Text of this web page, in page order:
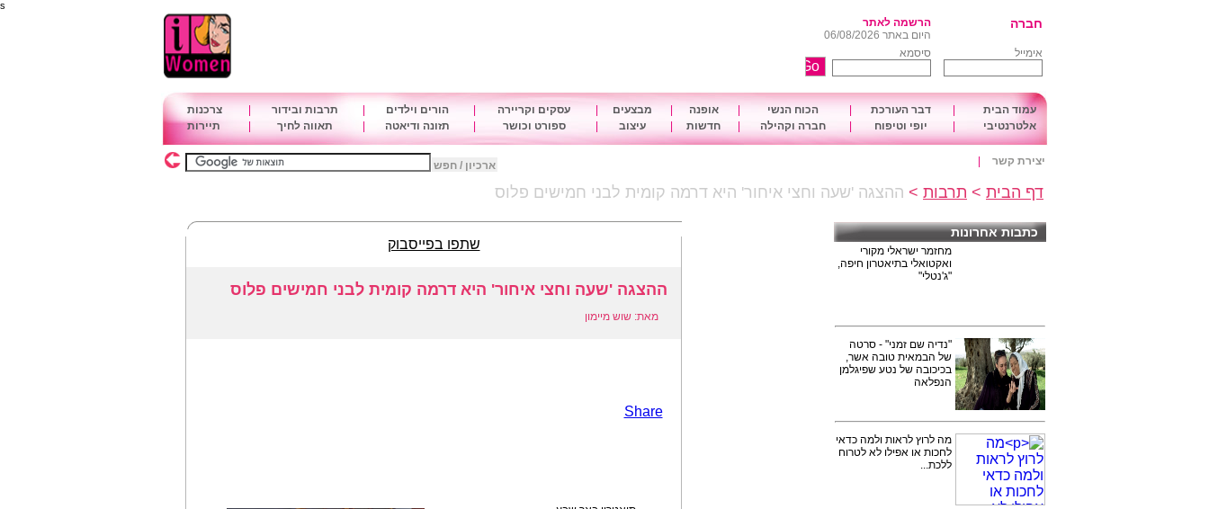
s
חברה
הרשמה לאתר
היום באתר 06/08/2026
אימייל
סיסמא
עמוד הבית דבר העורכת הכוח הנשי אופנה מבצעים עסקים וקריירה הורים וילדים תרבות ובידור
צרכנות
אלטרנטיבי
יופי וטיפוח חברה וקהילה חדשות עיצוב ספורט וכושר תזונה ודיאטה תאווה לחיך תיירות
יצירת קשר ארכיון / חפש
דף הבית > תרבות > ההצגה 'שעה וחצי איחור' היא דרמה קומית לבני חמישים פלוס
כתבות אחרונות
מחזמר ישראלי מקורי
ואקטואלי בתיאטרון חיפה,
"ג'נטלי"
"נדיה שם זמני" - סרטה
של הבמאית טובה אשר,
בכיכובה של נטע שפיגלמן
הנפלאה
מה לרוץ לראות ולמה כדאי
לחכות או אפילו לא לטרוח
ללכת...
שתפו בפייסבוק
ההצגה 'שעה וחצי איחור' היא דרמה קומית לבני חמישים פלוס
מאת: שוש מיימון
Share